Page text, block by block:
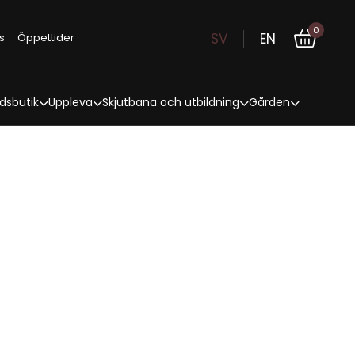
0
Öppettider SV EN
Uppleva Skjutbana och utbildning Gården